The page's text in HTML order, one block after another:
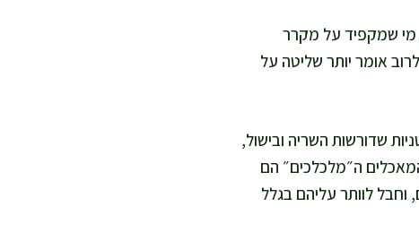
מי שמקפיד על מקרר
אומר יותר שליטה על
שדורשות השריה ובישול,
ה״מלכלכים״ הם
וחבל לוותר עליהם בגלל